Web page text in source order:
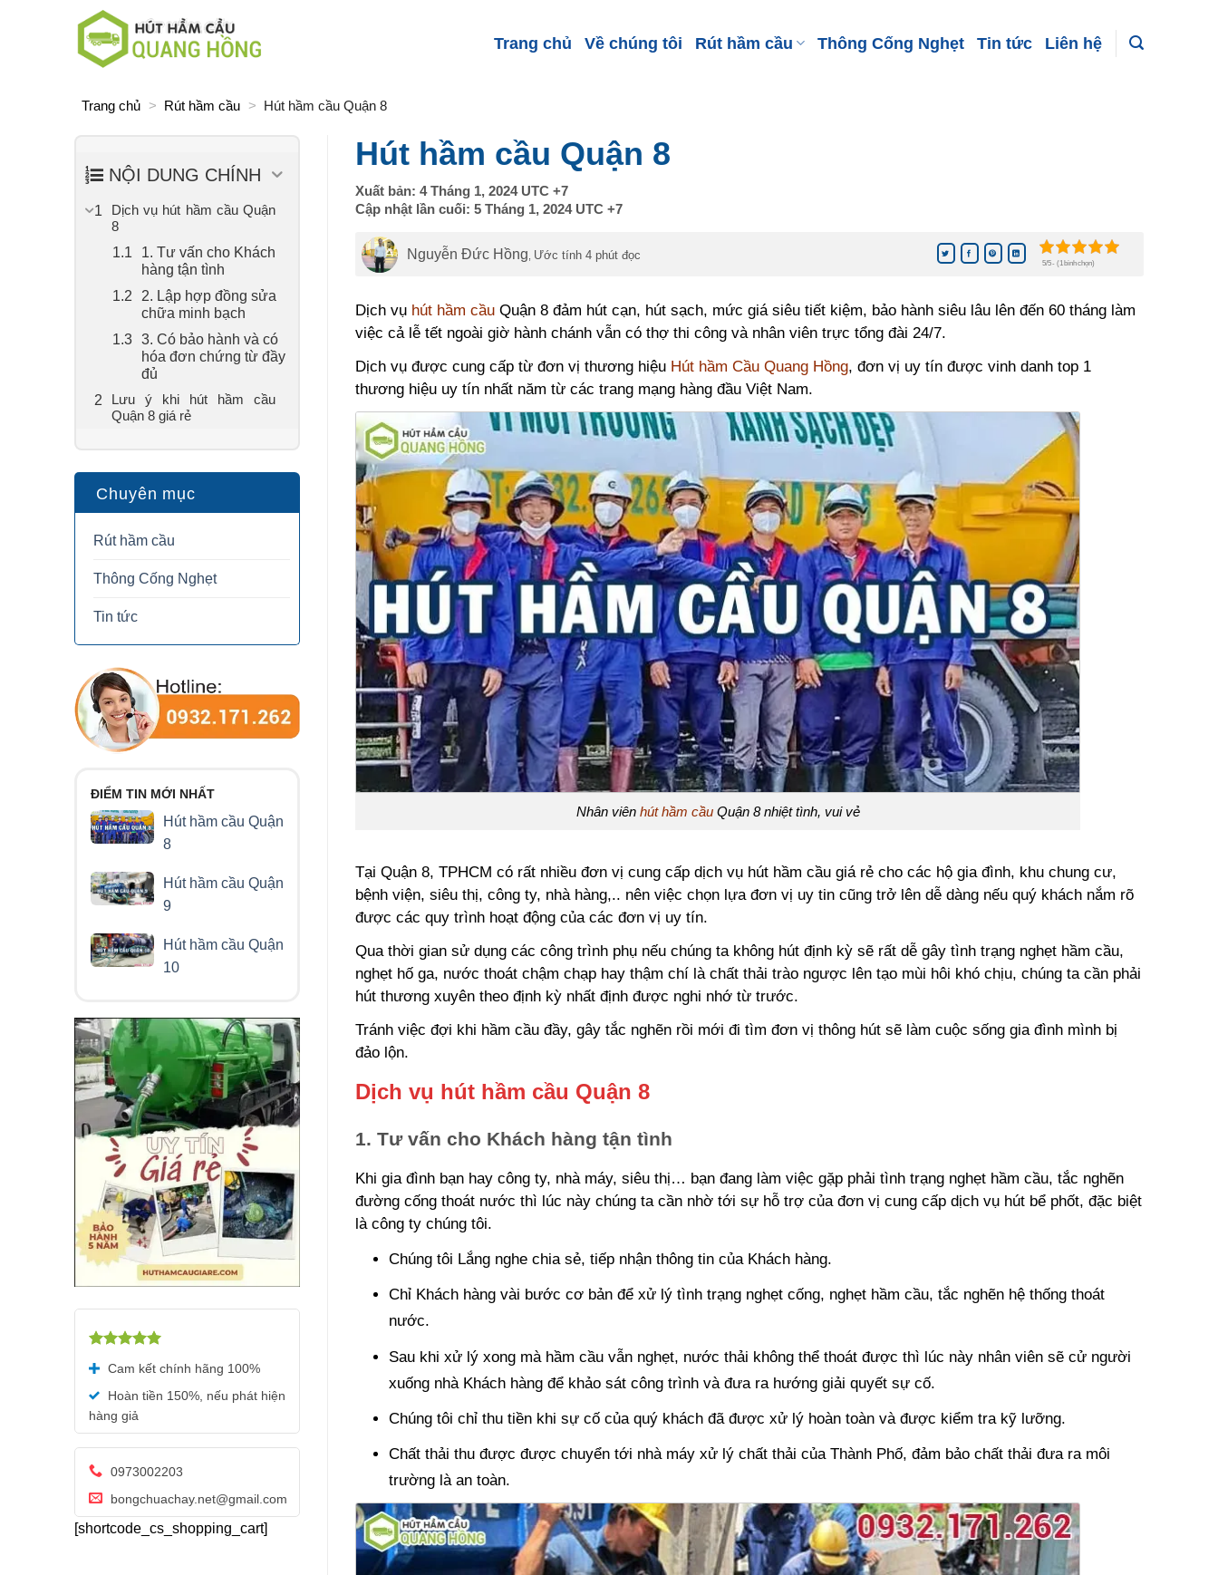
Trang chủ Về chúng tôi Rút hầm cầu Thông Cống Nghẹt Tin tức Liên hệ
Trang chủ > Rút hầm cầu > Hút hầm cầu Quận 8
Hút hầm cầu Quận 8
Xuất bản: 4 Tháng 1, 2024UTC +7
Cập nhật lần cuối: 5 Tháng 1, 2024UTC +7
Nguyễn Đức Hồng Ước tính 4 phút đọc
5/5 - (1 bình chọn)
Dịch vụ hút hầm cầu Quận 8 đảm hút cạn, hút sạch, mức giá siêu tiết kiệm, bảo hành siêu lâu lên đến 60 tháng làm
việc cả lễ tết ngoài giờ hành chánh vẫn có thợ thi công và nhân viên trực tổng đài 24/7.
Dịch vụ được cung cấp từ đơn vị thương hiệu Hút hầm Cầu Quang Hồng, đơn vị uy tín được vinh danh top 1
thương hiệu uy tín nhất năm từ các trang mạng hàng đầu Việt Nam.
Nhân viên hút hầm cầuQuận 8 nhiệt tình, vui vẻ
Tại Quận 8, TPHCM có rất nhiều đơn vị cung cấp dịch vụ hút hầm cầu giá rẻ cho các hộ gia đình, khu chung cư,
bệnh viện, siêu thị, công ty, nhà hàng,.. nên việc chọn lựa đơn vị uy tin cũng trở lên dễ dàng nếu quý khách nắm rõ
được các quy trình hoạt động của các đơn vị uy tín.
Qua thời gian sử dụng các công trình phụ nếu chúng ta không hút định kỳ sẽ rất dễ gây tình trạng nghẹt hầm cầu,
nghẹt hố ga, nước thoát chậm chạp hay thậm chí là chất thải trào ngược lên tạo mùi hôi khó chịu, chúng ta cần phải
hút thương xuyên theo định kỳ nhất định được nghi nhớ từ trước.
Tránh việc đợi khi hầm cầu đầy, gây tắc nghẽn rồi mới đi tìm đơn vị thông hút sẽ làm cuộc sống gia đình mình bị
đảo lộn.
Dịch vụ hút hầm cầu Quận 8
1. Tư vấn cho Khách hàng tận tình
Khi gia đình bạn hay công ty, nhà máy, siêu thị… bạn đang làm việc gặp phải tình trạng nghẹt hầm cầu, tắc nghẽn
đường cống thoát nước thì lúc này chúng ta cần nhờ tới sự hỗ trợ của đơn vị cung cấp dịch vụ hút bể phốt, đặc biệt
là công ty chúng tôi.
Chúng tôi Lắng nghe chia sẻ, tiếp nhận thông tin của Khách hàng.
Chỉ Khách hàng vài bước cơ bản để xử lý tình trạng nghẹt cống, nghẹt hầm cầu, tắc nghẽn hệ thống thoát
nước.
Sau khi xử lý xong mà hầm cầu vẫn nghẹt, nước thải không thể thoát được thì lúc này nhân viên sẽ cử người
xuống nhà Khách hàng để khảo sát công trình và đưa ra hướng giải quyết sự cố.
Chúng tôi chỉ thu tiền khi sự cố của quý khách đã được xử lý hoàn toàn và được kiểm tra kỹ lưỡng.
Chất thải thu được được chuyển tới nhà máy xử lý chất thải của Thành Phố, đảm bảo chất thải đưa ra môi
trường là an toàn.
NỘI DUNG CHÍNH
Dịch vụ hút hầm cầu Quận
8
1. Tư vấn cho Khách
hàng tận tình
2. Lập hợp đồng sửa
chữa minh bạch
3. Có bảo hành và có
hóa đơn chứng từ đầy
đủ
Lưu ý khi hút hầm cầu
Quận 8 giá rẻ
Chuyên mục
Rút hầm cầu
Thông Cống Nghẹt
Tin tức
ĐIỂM TIN MỚI NHẤT
Hút hầm cầu Quận
8
Hút hầm cầu Quận
9
Hút hầm cầu Quận
10
Được xếp
hạng5.00
5 sao
Cam kết chính hãng 100%
Hoàn tiền 150%, nếu phát hiện
hàng giả
0973002203
bongchuachay.net@gmail.com
[shortcode_cs_shopping_cart]